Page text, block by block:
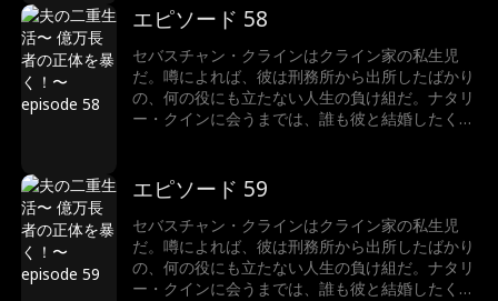
るのか？それよりも、そもそもなぜセバスチャ
ン・クラインは正体を隠しているのか？
エピソード 58
セバスチャン・クラインはクライン家の私生児
だ。噂によれば、彼は刑務所から出所したばかり
の、何の役にも立たない人生の負け組だ。ナタリ
ー・クインに会うまでは、誰も彼と結婚したくな
るのか？それよりも、そもそもなぜセバスチャ
ン・クラインは正体を隠しているのか？
エピソード 59
セバスチャン・クラインはクライン家の私生児
だ。噂によれば、彼は刑務所から出所したばかり
の、何の役にも立たない人生の負け組だ。ナタリ
ー・クインに会うまでは、誰も彼と結婚したくな